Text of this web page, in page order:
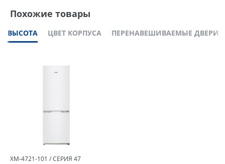
Похожие товары
ВЫСОТА ЦВЕТ КОРПУСА ПЕРЕНАВЕШИВАЕМЫЕ ДВЕРИ
ХМ-4721-101 / СЕРИЯ 47